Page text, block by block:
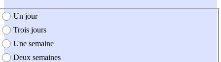
création de l'offre
Un jour
Trois jours
Une semaine
Deux semaines